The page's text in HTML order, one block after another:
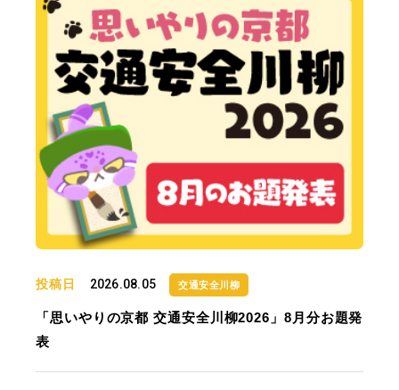
投稿日 2026.08.05 交通安全川柳
「思いやりの京都 交通安全川柳2026」8月分お題発
表